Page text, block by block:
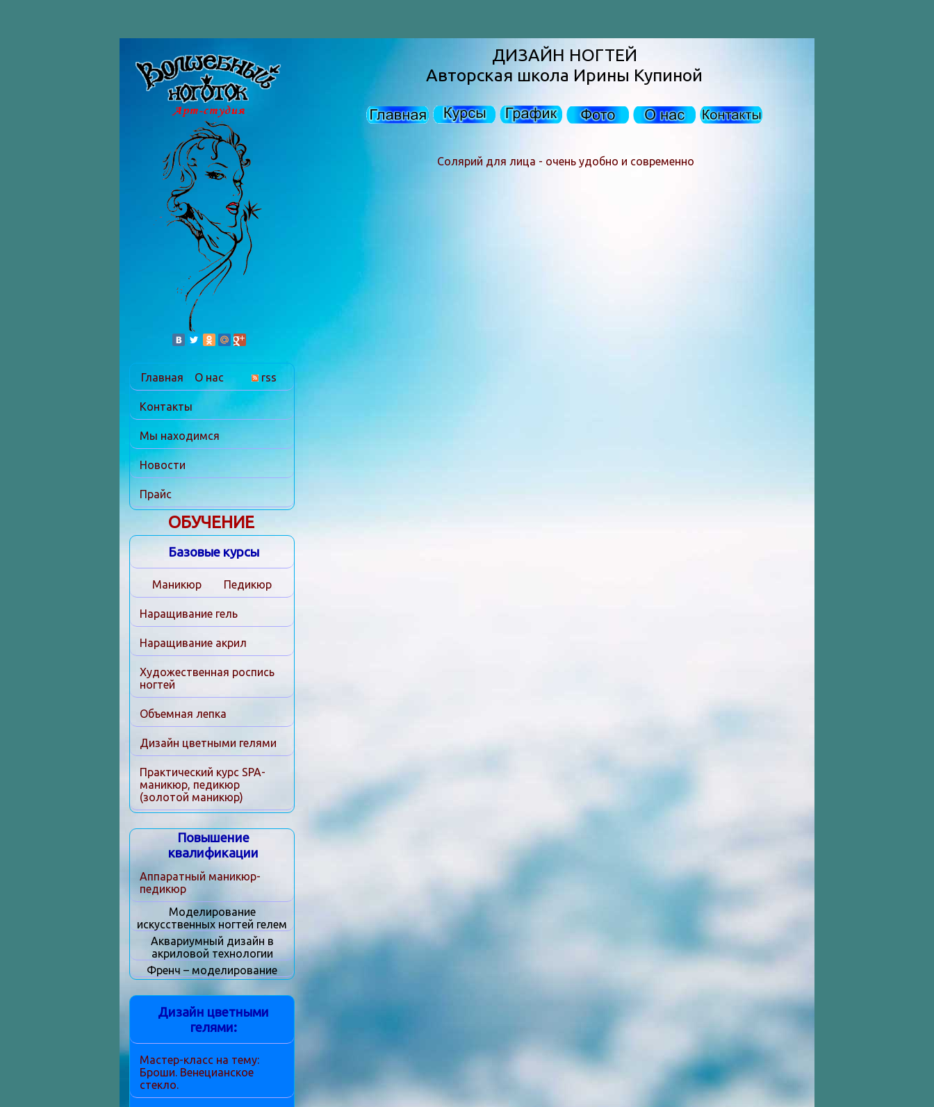
ДИЗАЙН НОГТЕЙ
Авторская школа Ирины Купиной
Солярий для лица - очень удобно и современно
Главная О нас rss
Контакты
Мы находимся
Новости
Прайс
ОБУЧЕНИЕ
Базовые курсы
Маникюр Педикюр
Наращивание гель
Наращивание акрил
Художественная роспись
ногтей
Объемная лепка
Дизайн цветными гелями
Практический курс SPA-
маникюр, педикюр
(золотой маникюр)
Повышение
квалификации
Аппаратный маникюр-
педикюр
Моделирование
искусственных ногтей гелем
Аквариумный дизайн в
акриловой технологии
Френч – моделирование
Дизайн цветными
гелями:
Мастер-класс на тему:
Броши. Венецианское
стекло.